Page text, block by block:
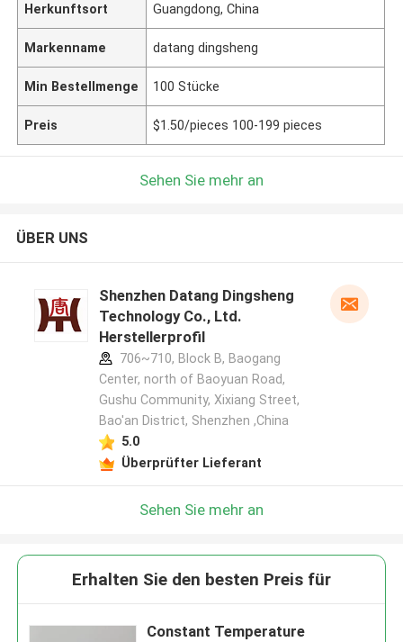
Herkunftsort Guangdong, China
Markenname datang dingsheng
Min Bestellmenge 100 Stücke
Preis $1.50/pieces 100-199 pieces
Sehen Sie mehr an
ÜBER UNS
Shenzhen Datang Dingsheng
Technology Co., Ltd.
Herstellerprofil
706~710, Block B, Baogang
Center, north of Baoyuan Road,
Gushu Community, Xixiang Street,
Bao'an District, Shenzhen ,China
5.0
Überprüfter Lieferant
Sehen Sie mehr an
Erhalten Sie den besten Preis für
Constant Temperature